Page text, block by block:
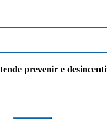
prevenir e